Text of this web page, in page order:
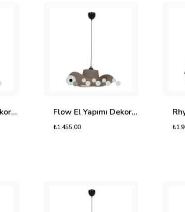
Nest El Yapımı Dekoratif Tasarım Jüt Avize M (Yeşil, 300gr.) Flow El Yapımı Dekoratif Tasarım Jüt Avize M (Bej, 600gr.)
₺1.455,00